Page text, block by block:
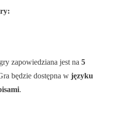
zapowiedziana jest na 5
będzie dostępna w języku
.